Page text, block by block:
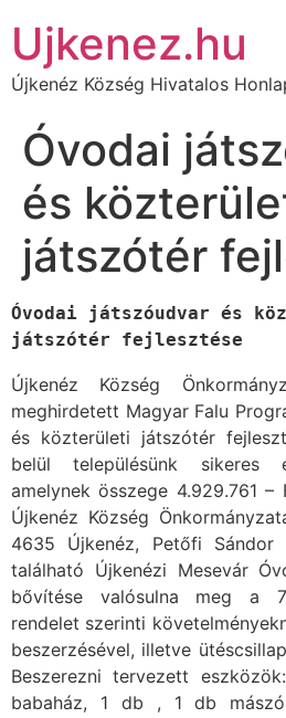
Ujkenez.hu
Újkenéz Község Hivatalos
Óvodai
és
játszótér
Óvodai játszóudvar és
játszótér fejlesztése
Újkenéz Község
meghirdetett Magyar Falu
és közterületi játszótér
belül településünk sikeres
amelynek összege 4.929.761
Újkenéz Község
4635 Újkenéz, Petőfi
található Újkenézi Mesevár
bővítése valósulna meg a
rendelet szerinti
beszerzésével, illetve
Beszerezni tervezett
babaház, 1 db , 1 db